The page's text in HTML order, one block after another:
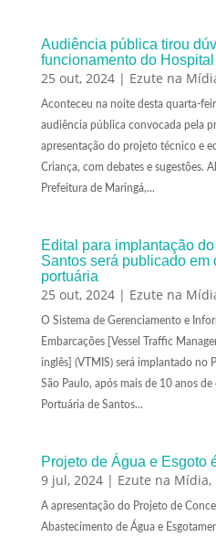
Audiência pública tirou
funcionamento do
25 out, 2024| Ezute na
Aconteceu na noite desta quarta-
audiência pública convocada pela
apresentação do projeto técnico e
Criança, com debates e sugestões.
Prefeitura de Maringá,...
Edital para implantação
Santos será publicado em
portuária
25 out, 2024| Ezute na
O Sistema de Gerenciamento e
Embarcações [Vessel Traffic
inglês] (VTMIS) será implantado no
São Paulo, após mais de 10 anos
Portuária de Santos...
Projeto de Água e Esgoto
9 jul, 2024| Ezute na Mídia,
A apresentação do Projeto de
Abastecimento de Água e